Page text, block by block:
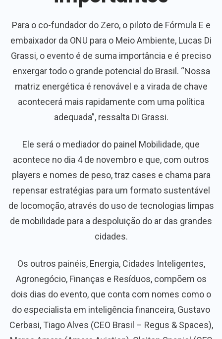
Para o co-fundador do Zero, o piloto de Fórmula E e
embaixador da ONU para o Meio Ambiente, Lucas Di
Grassi, o evento é de suma importância e é preciso
enxergar todo o grande potencial do Brasil. “Nossa
matriz energética é renovável e a virada de chave
acontecerá mais rapidamente com uma política
adequada”, ressalta Di Grassi.
Ele será o mediador do painel Mobilidade, que
acontece no dia 4 de novembro e que, com outros
players e nomes de peso, traz cases e chama para
repensar estratégias para um formato sustentável
de locomoção, através do uso de tecnologias limpas
de mobilidade para a despoluição do ar das grandes
cidades.
Os outros painéis, Energia, Cidades Inteligentes,
Agronegócio, Finanças e Resíduos, compõem os
dois dias do evento, que conta com nomes como o
do especialista em inteligência financeira, Gustavo
Cerbasi, Tiago Alves (CEO Brasil – Regus & Spaces),